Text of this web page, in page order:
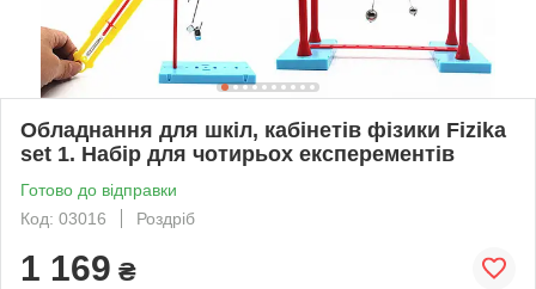
Обладнання для шкіл, кабінетів фізики Fizika
set 1. Набір для чотирьох експерементів
Готово до відправки
Код: 03016
Роздріб
1 169 ₴